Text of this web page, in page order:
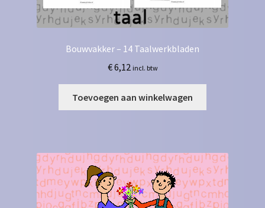
Bouwvakker – 14 Taalwerkbladen
€6,12 incl. btw
Toevoegen aan winkelwagen